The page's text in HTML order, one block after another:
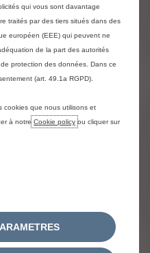
parmi un
compléter le
avez le choix
et tissus
pour un
de suv
&
et
sont
qui vous sont davantage
traités par des tiers situés dans des
européen (EEE) qui peuvent ne
de la part des autorités
protection des données. Dans ce
(art. 49.1a RGPD).
cookies que nous utilisons et
à notre Cookie policy ou cliquer sur